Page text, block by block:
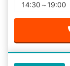
14:30～19:00